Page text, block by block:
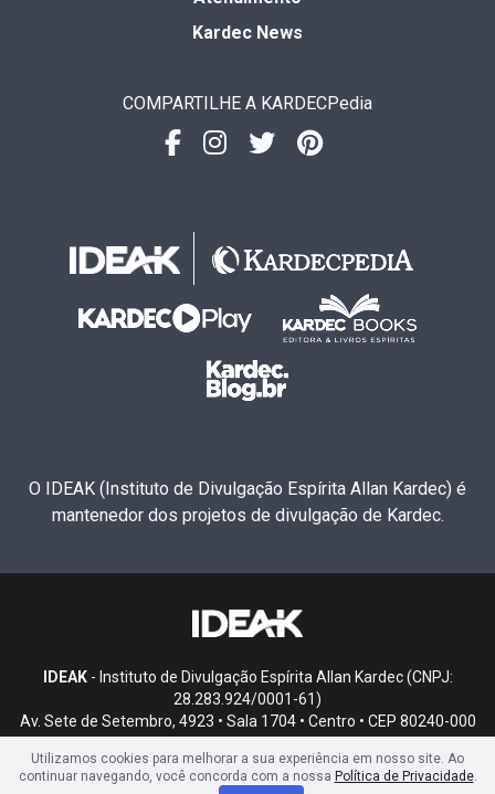
Kardec News
COMPARTILHE A KARDECPedia
O IDEAK (Instituto de Divulgação Espírita Allan Kardec) é
mantenedor dos projetos de divulgação de Kardec.
IDEAK- Instituto de Divulgação Espírita Allan Kardec (CNPJ:
28.283.924/0001-61)
Av. Sete de Setembro, 4923 • Sala 1704 • Centro • CEP 80240-000
Utilizamos cookies para melhorar a sua experiência em nosso site. Ao
continuar navegando, você concorda com a nossa Política de Privacidade.